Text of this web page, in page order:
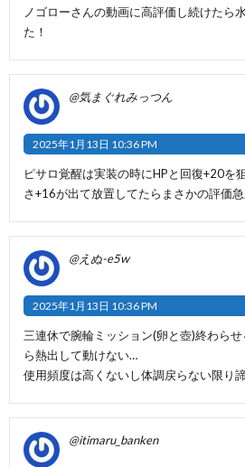
ノゴローさんの動画に高評価し続けたら
た！
@気まぐれみっつん
2025年1月13日 10:36 PM
ピサロ覚醒は実装の時にHPと回復+20を
さ+16が出て放置してたらまさかの評価
@えぬ-e5w
2025年1月13日 10:36 PM
三連休で腕輪ミッション(卵と壺)終わら
ら熱出して動けない…
使用頻度は高くないし体調戻らない限り
@itimaru_banken